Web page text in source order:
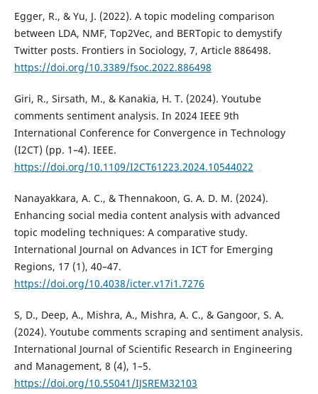
Egger, R., & Yu, J. (2022). A topic modeling comparison
between LDA, NMF, Top2Vec, and BERTopic to demystify
Twitter posts. Frontiers in Sociology, 7, Article 886498.
https://doi.org/10.3389/fsoc.2022.886498
Giri, R., Sirsath, M., & Kanakia, H. T. (2024). Youtube
comments sentiment analysis. In 2024 IEEE 9th
International Conference for Convergence in Technology
(I2CT) (pp. 1–4). IEEE.
https://doi.org/10.1109/I2CT61223.2024.10544022
Nanayakkara, A. C., & Thennakoon, G. A. D. M. (2024).
Enhancing social media content analysis with advanced
topic modeling techniques: A comparative study.
International Journal on Advances in ICT for Emerging
Regions, 17 (1), 40–47.
https://doi.org/10.4038/icter.v17i1.7276
S, D., Deep, A., Mishra, A., Mishra, A. C., & Gangoor, S. A.
(2024). Youtube comments scraping and sentiment analysis.
International Journal of Scientific Research in Engineering
and Management, 8 (4), 1–5.
https://doi.org/10.55041/IJSREM32103